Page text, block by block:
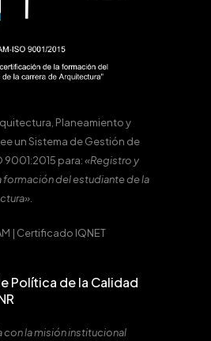
Planeamiento y
un Sistema de Gestión de
9001:2015 para:«Registro y
del estudiante de la
| Certificado IQNET
Política de la Calidad
con la misión institucional